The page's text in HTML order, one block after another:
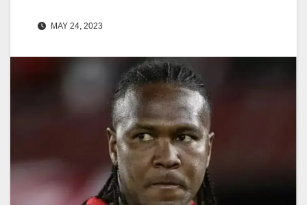
MAY 24, 2023